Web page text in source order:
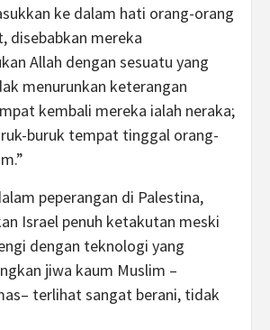
ke dalam hati orang-orang
disebabkan mereka
Allah dengan sesuatu yang
menurunkan keterangan
kembali mereka ialah neraka;
buruk tempat tinggal orang-
peperangan di Palestina,
Israel penuh ketakutan meski
dengan teknologi yang
jiwa kaum Muslim –
terlihat sangat berani, tidak